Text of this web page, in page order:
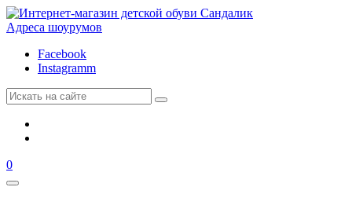
Адреса шоурумов
Facebook
Instagramm
0